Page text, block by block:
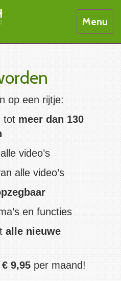
Toggle
Menu
op een rijtje:
tot meer dan 130
video’s
alle video’s
en functies
alle nieuwe
€ 9,95 per maand!